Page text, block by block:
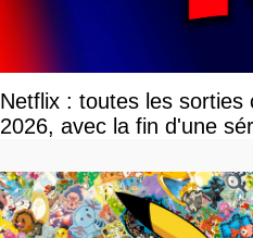
Netflix : toutes les sorties
2026, avec la fin d'une